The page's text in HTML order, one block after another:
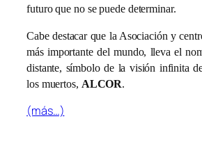
futuro que no se puede determinar.
Cabe destacar que la Asociación y
más importante del mundo, lleva el
distante, símbolo de la visión infinita
los muertos, ALCOR.
(más…)